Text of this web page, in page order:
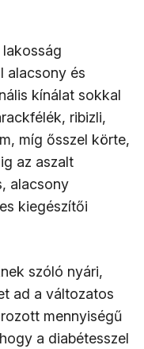
alacsony és
kínálat sokkal
ribizli,
míg ősszel körte,
az aszalt
alacsony
kiegészítői
szóló nyári,
ad a változatos
mennyiségű
a diabétesszel